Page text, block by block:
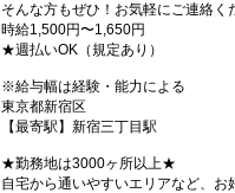
そんな方もぜひ！お気軽にご連絡く
時給1,500円〜1,650円
★週払いOK（規定あり）
※給与幅は経験・能力による
東京都新宿区
【最寄駅】新宿三丁目駅
★勤務地は3000ヶ所以上★
自宅から通いやすいエリアなど、お